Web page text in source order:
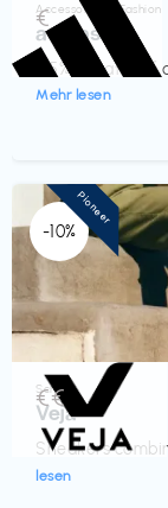
Accessoires & Fashion
adidas
-15% Rabatt
Mehr lesen
€‎
-10%
Schuhe
Veja
Sneakers
lesen
€€‎
Pioneer